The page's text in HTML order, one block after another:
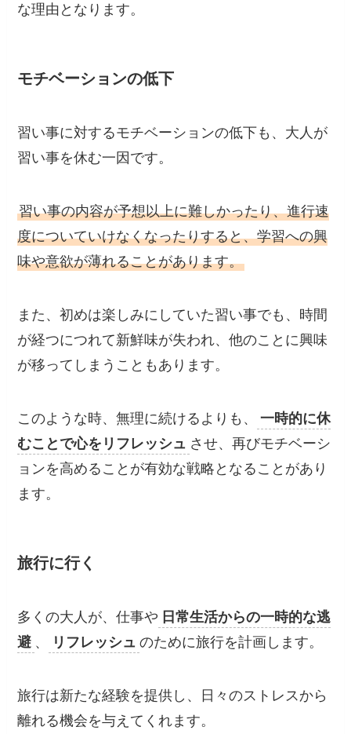
な理由となります。
モチベーションの低下
習い事に対するモチベーションの低下も、大人が
習い事を休む一因です。
習い事の内容が予想以上に難しかったり、進行速
度についていけなくなったりすると、学習への興
味や意欲が薄れることがあります。
また、初めは楽しみにしていた習い事でも、時間
が経つにつれて新鮮味が失われ、他のことに興味
が移ってしまうこともあります。
このような時、無理に続けるよりも、
一時的に休
むことで心をリフレッシュ させ、再びモチベーシ
ョンを高めることが有効な戦略となることがあり
ます。
旅行に行く
多くの大人が、仕事や 日常生活からの一時的な逃
避 、 リフレッシュ のために旅行を計画します。
旅行は新たな経験を提供し、日々のストレスから
離れる機会を与えてくれます。